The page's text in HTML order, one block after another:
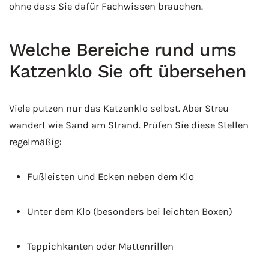
ohne dass Sie dafür Fachwissen brauchen.
Welche Bereiche rund ums
Katzenklo Sie oft übersehen
Viele putzen nur das Katzenklo selbst. Aber Streu
wandert wie Sand am Strand. Prüfen Sie diese Stellen
regelmäßig:
Fußleisten und Ecken neben dem Klo
Unter dem Klo (besonders bei leichten Boxen)
Teppichkanten oder Mattenrillen